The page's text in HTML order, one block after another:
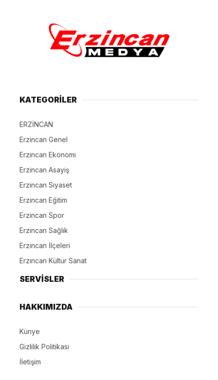
KATEGORİLER
ERZİNCAN
Erzincan Genel
Erzincan Ekonomi
Erzincan Asayiş
Erzincan Siyaset
Erzincan Eğitim
Erzincan Spor
Erzincan Sağlık
Erzincan İlçeleri
Erzincan Kültür Sanat
SERVİSLER
HAKKIMIZDA
Künye
Gizlilik Politikası
İletişim